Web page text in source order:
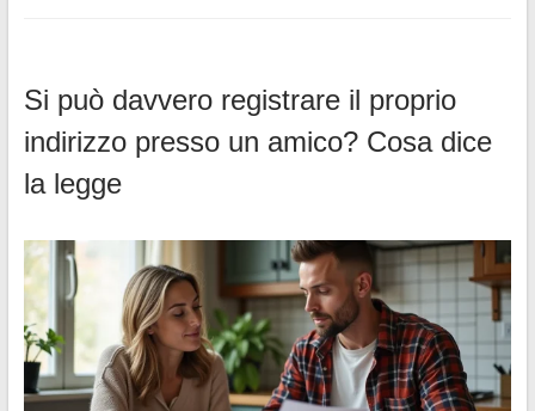
Si può davvero registrare il proprio
indirizzo presso un amico? Cosa dice
la legge